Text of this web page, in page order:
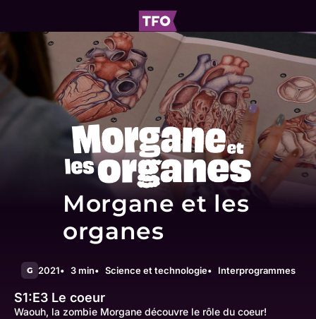
Morgane et les
organes
G 2021 3 min Science et technologie Interprogrammes
S1:E3 Le coeur
Waouh, la zombie Morgane découvre le rôle du coeur!